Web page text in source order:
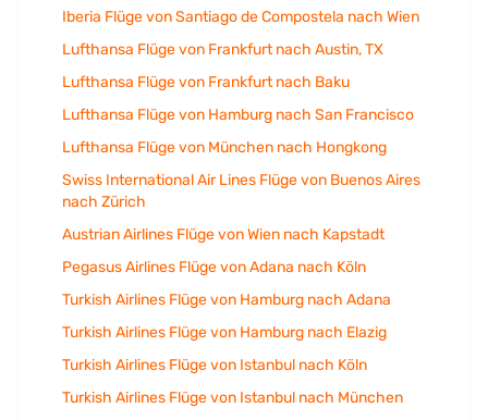
Iberia Flüge von Santiago de Compostela nach Wien
Lufthansa Flüge von Frankfurt nach Austin, TX
Lufthansa Flüge von Frankfurt nach Baku
Lufthansa Flüge von Hamburg nach San Francisco
Lufthansa Flüge von München nach Hongkong
Swiss International Air Lines Flüge von Buenos Aires
nach Zürich
Austrian Airlines Flüge von Wien nach Kapstadt
Pegasus Airlines Flüge von Adana nach Köln
Turkish Airlines Flüge von Hamburg nach Adana
Turkish Airlines Flüge von Hamburg nach Elazig
Turkish Airlines Flüge von Istanbul nach Köln
Turkish Airlines Flüge von Istanbul nach München